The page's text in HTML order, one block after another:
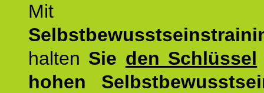
Mit
halten Sie den Schlüssel
hohen